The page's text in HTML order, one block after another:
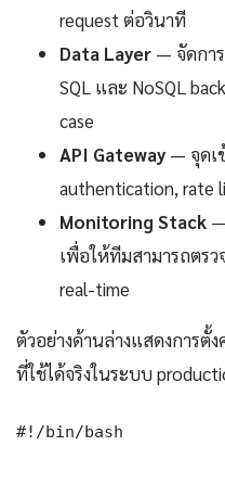
request ต่อวินาที
Data Layer — จัดกา
SQL และ NoSQL
case
API Gateway — จุดเ
authentication, rate
Monitoring Stack
เพื่อให้ทีมสามารถตร
real-time
ตัวอย่างด้านล่างแสดงการตั้
ที่ใช้ได้จริงในระบบ
#!/bin/bash